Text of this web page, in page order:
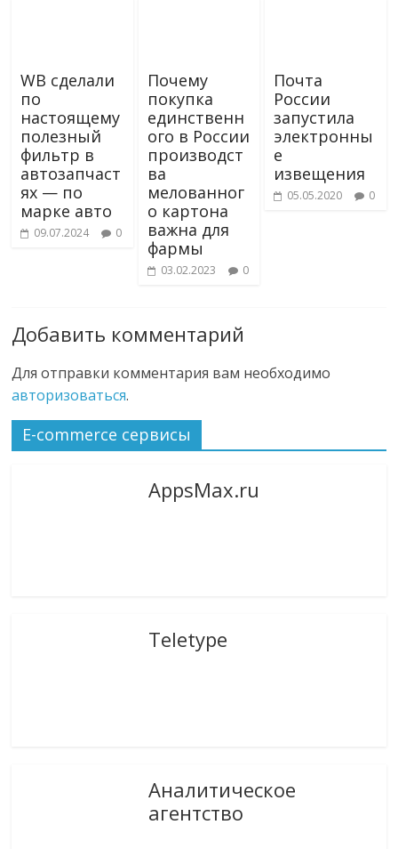
WB сделали
по
настоящему
полезный
фильтр в
автозапчаст
ях — по
марке авто
09.07.2024 0
Почему
покупка
единственн
ого в России
производст
ва
мелованног
о картона
важна для
фармы
03.02.2023 0
Почта
России
запустила
электронны
е
извещения
05.05.2020 0
Добавить комментарий
Для отправки комментария вам необходимо
авторизоваться.
E-commerce сервисы
AppsMax.ru
Teletype
Аналитическое
агентство